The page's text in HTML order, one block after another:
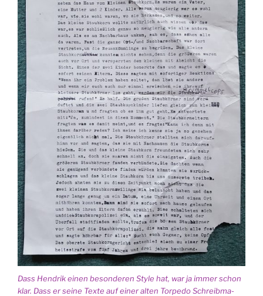
Dass Hen­drik einen beson­de­ren Style hat, war ja immer schon
klar. Dass er sei­ne Tex­te auf einer alten Tor­pe­do Schreib­ma­